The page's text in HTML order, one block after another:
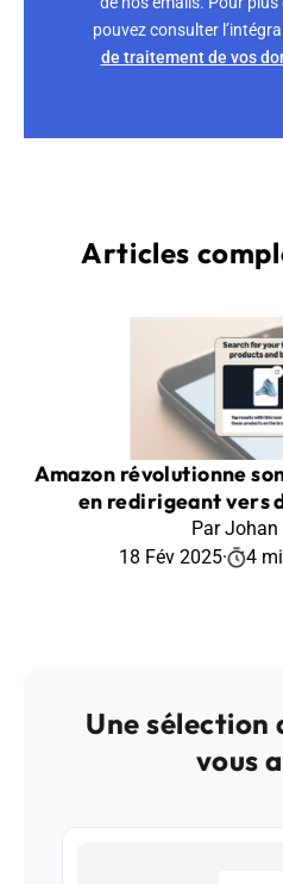
pouvez consulter
de traitement de vos
Articles
Amazon révolutionne
en redirigeant vers
Par
18 Fév 2025· 4
Une sélection
vous